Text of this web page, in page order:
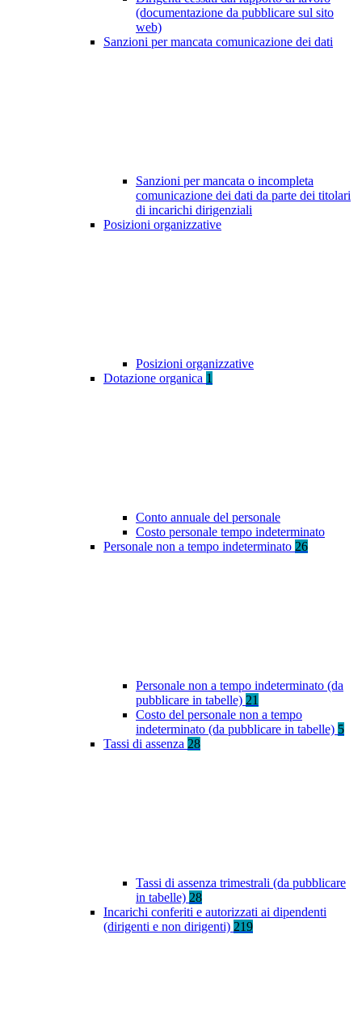
(documentazione da pubblicare sul sito
web)
Sanzioni per mancata comunicazione dei dati
Sanzioni per mancata o incompleta
comunicazione dei dati da parte dei titolari
di incarichi dirigenziali
Posizioni organizzative
Posizioni organizzative
Dotazione organica 1
Conto annuale del personale
Costo personale tempo indeterminato
Personale non a tempo indeterminato 26
Personale non a tempo indeterminato (da
pubblicare in tabelle) 21
Costo del personale non a tempo
indeterminato (da pubblicare in tabelle) 5
Tassi di assenza 28
Tassi di assenza trimestrali (da pubblicare
in tabelle) 28
Incarichi conferiti e autorizzati ai dipendenti
(dirigenti e non dirigenti) 219